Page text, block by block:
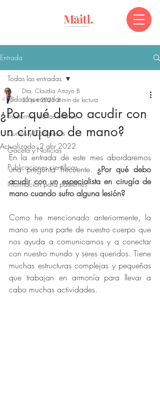
Entrada
Todas las entradas
Trastornos de las manos
Cursos y Congresos
Gaceta y Noticias
Publicaciones científicas
Información para pacientes
Todas las entradas
¿Por qué debo acudir con
un cirujano de mano?
Dra. Claudia Arroyo B
30 jun 2021 3 min de lectura
Actualizado:2 abr 2022
En la entrada de este mes abordaremos
una pregunta frecuente. ¿Por qué debo
acudir con un especialista en cirugía de
mano cuando sufro alguna lesión?
Como he mencionado anteriormente, la
mano es una parte de nuestro cuerpo que
nos ayuda a comunicarnos y a conectar
con nuestro mundo y seres queridos. Tiene
muchas estructuras complejas y pequeñas
que trabajan en armonía para llevar a
cabo muchas actividades.